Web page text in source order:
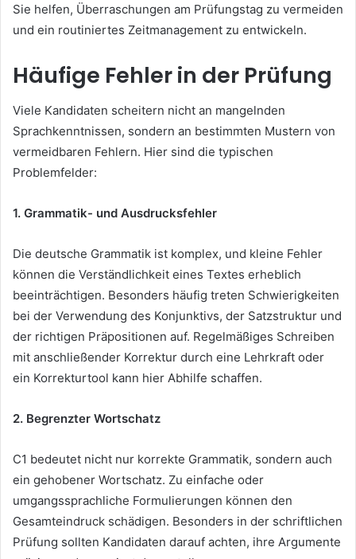
Sie helfen, Überraschungen am Prüfungstag zu vermeiden
und ein routiniertes Zeitmanagement zu entwickeln.
Häufige Fehler in der Prüfung
Viele Kandidaten scheitern nicht an mangelnden
Sprachkenntnissen, sondern an bestimmten Mustern von
vermeidbaren Fehlern. Hier sind die typischen
Problemfelder:
1. Grammatik- und Ausdrucksfehler
Die deutsche Grammatik ist komplex, und kleine Fehler
können die Verständlichkeit eines Textes erheblich
beeinträchtigen. Besonders häufig treten Schwierigkeiten
bei der Verwendung des Konjunktivs, der Satzstruktur und
der richtigen Präpositionen auf. Regelmäßiges Schreiben
mit anschließender Korrektur durch eine Lehrkraft oder
ein Korrekturtool kann hier Abhilfe schaffen.
2. Begrenzter Wortschatz
C1 bedeutet nicht nur korrekte Grammatik, sondern auch
ein gehobener Wortschatz. Zu einfache oder
umgangssprachliche Formulierungen können den
Gesamteindruck schädigen. Besonders in der schriftlichen
Prüfung sollten Kandidaten darauf achten, ihre Argumente